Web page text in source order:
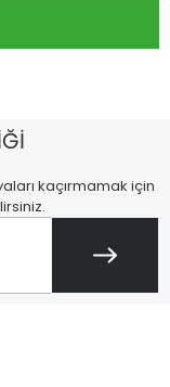
kaçırmamak için